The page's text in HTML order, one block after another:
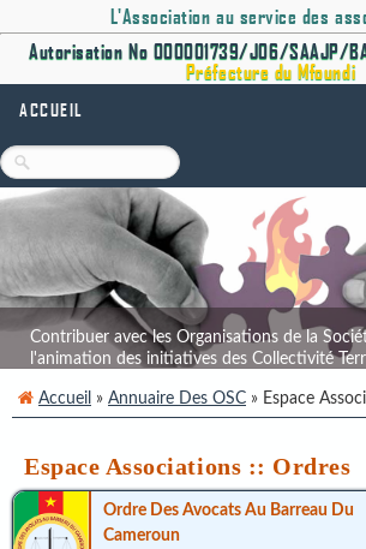
L'Association au service des
Autorisation No 000001739/J06/SAAJP/
Préfecture du Mfoundi
ACCUEIL
Contribuer avec les Organisations de la
l'animation des initiatives des Collectivité
Accueil » Annuaire Des OSC » Espace
Espace Associations :: Ordres
Ordre Des Avocats Au Barreau Du
Cameroun